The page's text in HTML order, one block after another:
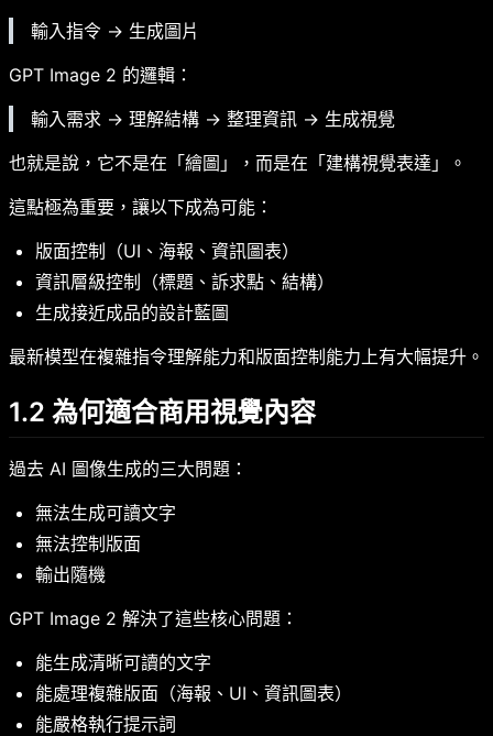
輸入指令 → 生成圖片
GPT Image 2 的邏輯：
輸入需求 → 理解結構 → 整理資訊 → 生成視覺
也就是說，它不是在「繪圖」，而是在「建構視覺表達」。
這點極為重要，讓以下成為可能：
版面控制（UI、海報、資訊圖表）
資訊層級控制（標題、訴求點、結構）
生成接近成品的設計藍圖
最新模型在複雜指令理解能力和版面控制能力上有大幅提升。
1.2 為何適合商用視覺內容
過去 AI 圖像生成的三大問題：
無法生成可讀文字
無法控制版面
輸出隨機
GPT Image 2 解決了這些核心問題：
能生成清晰可讀的文字
能處理複雜版面（海報、UI、資訊圖表）
能嚴格執行提示詞